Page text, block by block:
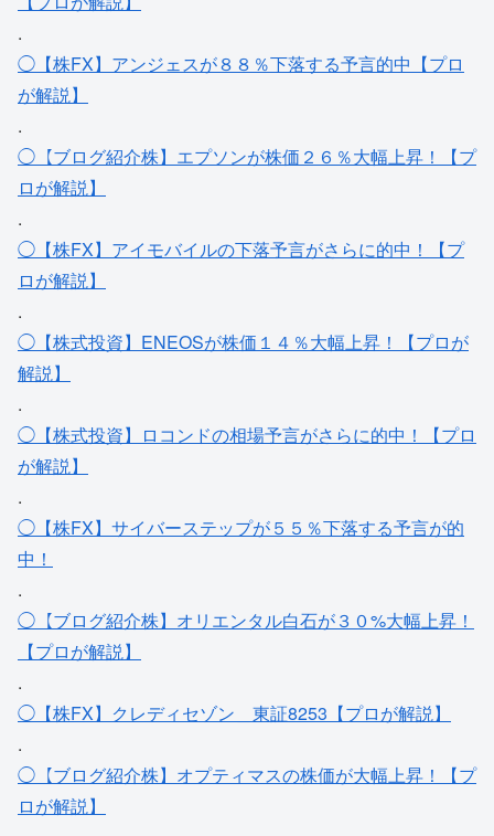
.
◯【株FX】アンジェスが８８％下落する予言的中【プロ
が解説】
.
◯【ブログ紹介株】エプソンが株価２６％大幅上昇！【プ
ロが解説】
.
◯【株FX】アイモバイルの下落予言がさらに的中！【プ
ロが解説】
.
◯【株式投資】ENEOSが株価１４％大幅上昇！【プロが
解説】
.
◯【株式投資】ロコンドの相場予言がさらに的中！【プロ
が解説】
.
◯【株FX】サイバーステップが５５％下落する予言が的
中！
.
◯【ブログ紹介株】オリエンタル白石が３０%大幅上昇！
【プロが解説】
.
◯【株FX】クレディセゾン＿東証8253【プロが解説】
.
◯【ブログ紹介株】オプティマスの株価が大幅上昇！【プ
ロが解説】